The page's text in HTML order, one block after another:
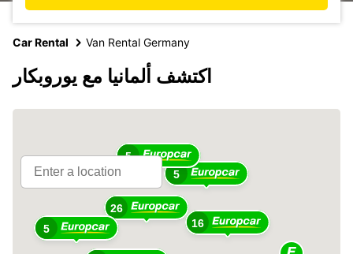
Car Rental Van Rental Germany
اكتشف ألمانيا مع يوروبكار
26
16
5
5
5